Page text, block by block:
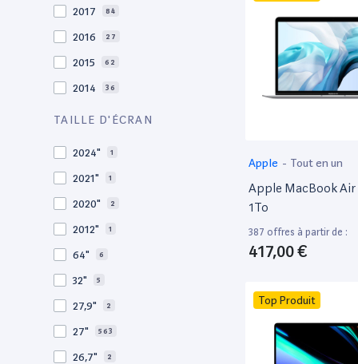
2017 84
2016 27
2015 62
2014 36
2013
TAILLE D'ÉCRAN
2024" 1
2021" 1
2020" 2
2012" 1
64" 6
32" 5
27,9" 2
27" 563
26,7" 2
Apple - Tout en un
Apple MacBook Air
1To
387 offres à partir de :
417,00 €
Top Produit